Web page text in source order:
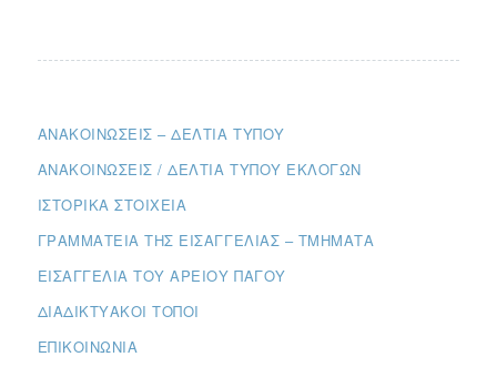
ΑΝΑΚΟΙΝΏΣΕΙΣ – ΔΕΛΤΊΑ ΤΎΠΟΥ
ΑΝΑΚΟΙΝΏΣΕΙΣ / ΔΕΛΤΊΑ ΤΎΠΟΥ ΕΚΛΟΓΏΝ
ΙΣΤΟΡΙΚΆ ΣΤΟΙΧΕΊΑ
ΓΡΑΜΜΑΤΕΊΑ ΤΗΣ ΕΙΣΑΓΓΕΛΊΑΣ – ΤΜΉΜΑΤΑ
ΕΙΣΑΓΓΕΛΊΑ ΤΟΥ ΑΡΕΊΟΥ ΠΆΓΟΥ
ΔΙΑΔΙΚΤΥΑΚΟΊ ΤΌΠΟΙ
ΕΠΙΚΟΙΝΩΝΊΑ